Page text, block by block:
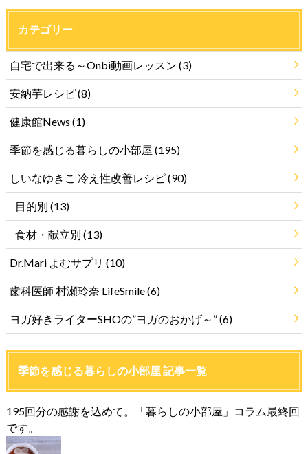
カテゴリー
自宅で出来る～Onbi動画レッスン (3)
安納芋レシピ(8)
健康館News (1)
季節を感じる暮らしの小部屋 (195)
しいなゆきこ 冷え性改善レシピ(90)
目的別 (13)
食材・献立別 (13)
Dr.Mari よむサプリ (10)
歯科医師 村瀬玲奈 LifeSmile(6)
ヨガ好きライターSHOの”ヨガのおかげ～”(6)
季節を感じる暮らしの小部屋 記事一覧
195回分の感謝を込めて。「暮らしの小部屋」コラム最終回
です。